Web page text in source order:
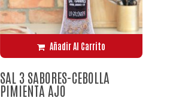
Añadir Al Carrito
SAL 3 SABORES-CEBOLLA
PIMIENTA AJO